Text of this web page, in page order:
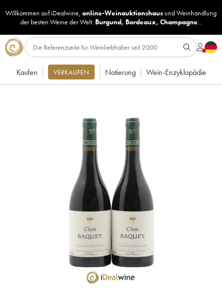
Willkommen auf iDealwine, online-Weinauktionshaus undWeinhandlung
der besten Weine der Welt: Burgund, Bordeaux, Champagne...
Kaufen VERKAUFEN Notierung Wein-Enzyklopädie